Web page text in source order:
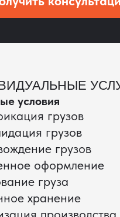
«РОСТЕЛЕКОМ»
доверяет нам полный
поставок — от
поставщиков до
полный цикл работ:
логистику,
и контроль
все товары были
в срок и без
рисков.